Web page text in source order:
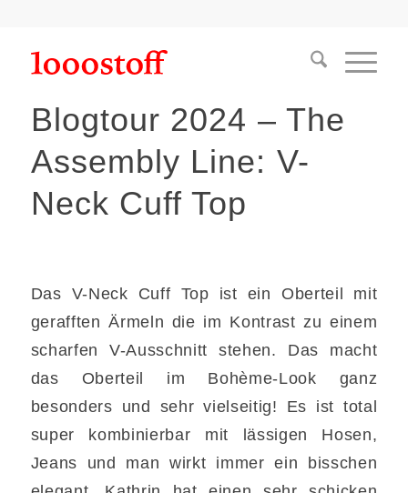
Blogtour 2024 – The
Assembly Line: V-
Neck Cuff Top
Das V-Neck Cuff Top ist ein Oberteil mit
gerafften Ärmeln die im Kontrast zu einem
scharfen V-Ausschnitt stehen. Das macht
das Oberteil im Bohème-Look ganz
besonders und sehr vielseitig! Es ist total
super kombinierbar mit lässigen Hosen,
Jeans und man wirkt immer ein bisschen